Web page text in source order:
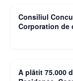
Consiliul
Corporation de
A plătit 75.000